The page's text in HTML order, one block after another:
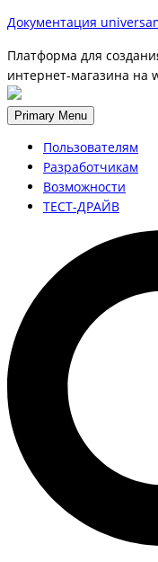
Документация
Платформа для
интернет-магазина на
Primary Menu
Пользователям
Разработчикам
Возможности
ТЕСТ-ДРАЙВ